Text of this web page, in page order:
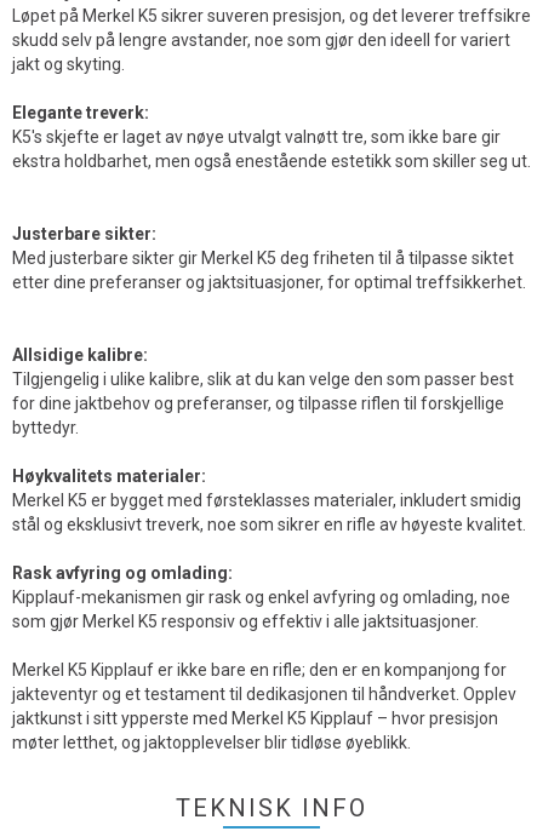
Løpet på Merkel K5 sikrer suveren presisjon, og det leverer treffsikre
skudd selv på lengre avstander, noe som gjør den ideell for variert
jakt og skyting.
Elegante treverk:
K5's skjefte er laget av nøye utvalgt valnøtt tre, som ikke bare gir
ekstra holdbarhet, men også enestående estetikk som skiller seg ut.
Justerbare sikter:
Med justerbare sikter gir Merkel K5 deg friheten til å tilpasse siktet
etter dine preferanser og jaktsituasjoner, for optimal treffsikkerhet.
Allsidige kalibre:
Tilgjengelig i ulike kalibre, slik at du kan velge den som passer best
for dine jaktbehov og preferanser, og tilpasse riflen til forskjellige
byttedyr.
Høykvalitets materialer:
Merkel K5 er bygget med førsteklasses materialer, inkludert smidig
stål og eksklusivt treverk, noe som sikrer en rifle av høyeste kvalitet.
Rask avfyring og omlading:
Kipplauf-mekanismen gir rask og enkel avfyring og omlading, noe
som gjør Merkel K5 responsiv og effektiv i alle jaktsituasjoner.
Merkel K5 Kipplauf er ikke bare en rifle; den er en kompanjong for
jakteventyr og et testament til dedikasjonen til håndverket. Opplev
jaktkunst i sitt ypperste med Merkel K5 Kipplauf – hvor presisjon
møter letthet, og jaktopplevelser blir tidløse øyeblikk.
TEKNISK INFO